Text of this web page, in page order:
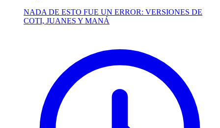
NADA DE ESTO FUE UN ERROR: VERSIONES DE
COTI, JUANES Y MANÁ